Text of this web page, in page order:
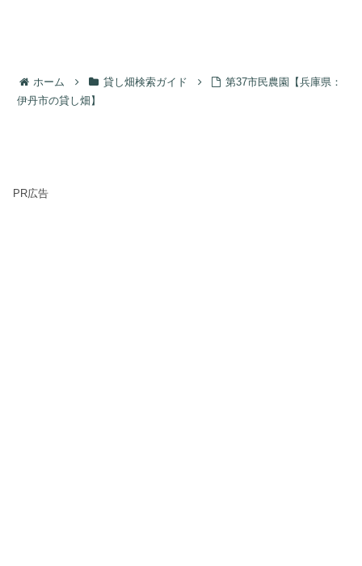
ホーム 貸し畑検索ガイド
第37市民農園【兵庫県：
伊丹市の貸し畑】
PR広告